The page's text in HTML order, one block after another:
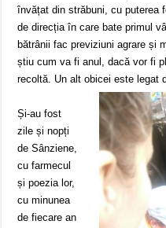
învățat din străbuni, cu puterea
de direcția în care bate primul
bătrânii fac previziuni agrare și
știu cum va fi anul, dacă vor fi
recoltă. Un alt obicei este legat
Și-au fost
zile și nopți
de Sânziene,
cu farmecul
și poezia lor,
cu minunea
de fiecare an